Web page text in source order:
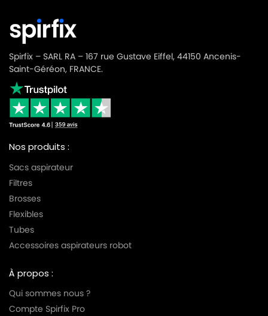
Spirfix – SARL RA – 167 rue Gustave Eiffel, 44150 Ancenis-
Saint-Géréon, FRANCE.
Nos produits :
Sacs aspirateur
Filtres
Brosses
Flexibles
Tubes
Accessoires aspirateurs robot
À propos :
Qui sommes nous ?
Compte Spirfix Pro